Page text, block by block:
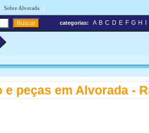
Sobre Alvorada |
categorias: A B C D E F G H
peças em Alvorada -